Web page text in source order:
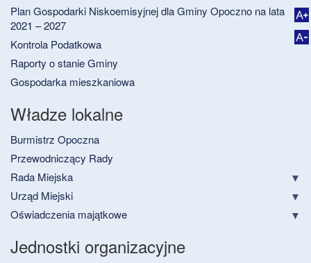
Plan Gospodarki Niskoemisyjnej dla Gminy Opoczno na lata
2021 – 2027
Kontrola Podatkowa
Raporty o stanie Gminy
Gospodarka mieszkaniowa
Władze lokalne
Burmistrz Opoczna
Przewodniczący Rady
Rada Miejska
Urząd Miejski
Oświadczenia majątkowe
Jednostki organizacyjne